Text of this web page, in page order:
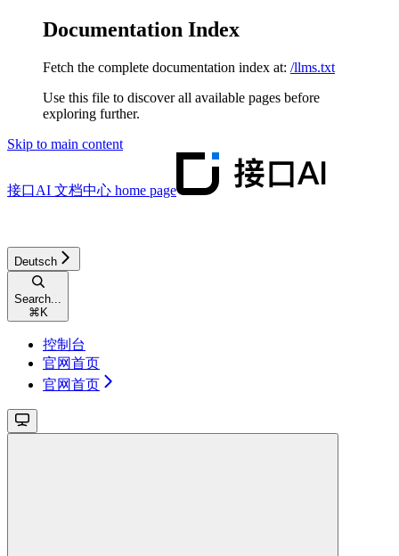
Documentation Index
Fetch the complete documentation index at: /llms.txt
Use this file to discover all available pages before
exploring further.
Skip to main content
接口AI 文档中心 home page
Deutsch
Search...
⌘ K
控制台
官网首页
官网首页